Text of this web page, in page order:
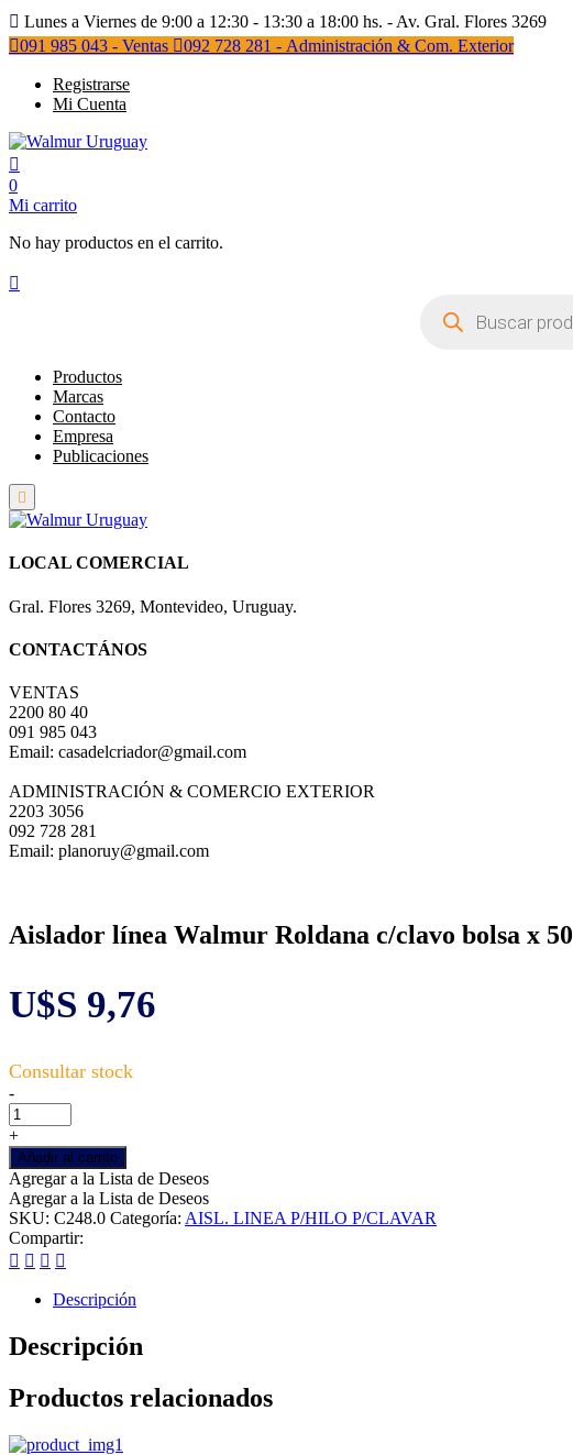
Lunes a Viernes de 9:00 a 12:30 - 13:30 a 18:00 hs. - Av. Gral. Flores 3269
091 985 043 - Ventas
092 728 281 - Administración & Com. Exterior
Registrarse
Mi Cuenta
0
Mi carrito
No hay productos en el carrito.
productos
Productos
Marcas
Contacto
Empresa
Publicaciones
LOCAL COMERCIAL
Gral. Flores 3269, Montevideo, Uruguay.
CONTACTÁNOS
VENTAS
2200 80 40
091 985 043
Email: casadelcriador@gmail.com
ADMINISTRACIÓN & COMERCIO EXTERIOR
2203 3056
092 728 281
Email: planoruy@gmail.com
Aislador línea Walmur Roldana c/clavo bolsa x 50
U$S 9,76
Aislador
línea
Walmur
Roldana
c/clavo
bolsa
x
50
cantidad
-
+
Añadir al carrito
Agregar a la Lista de Deseos
Agregar a la Lista de Deseos
SKU: C248.0 Categoría: AISL. LINEA P/HILO P/CLAVAR
Compartir:
Descripción
Descripción
Productos relacionados